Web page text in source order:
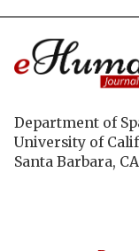
Department of
University of
Santa Barbara,